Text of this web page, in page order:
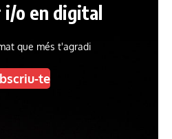
i/o en digital
que més t'agradi
te